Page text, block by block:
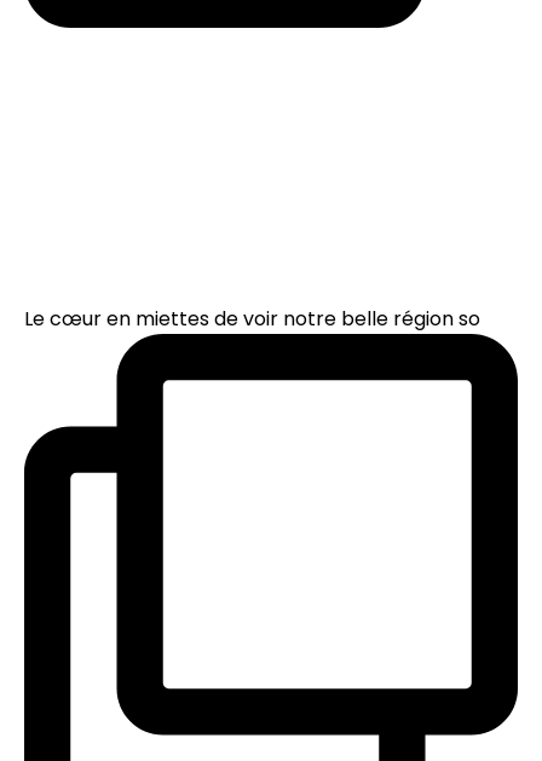
Le cœur en miettes de voir notre belle région so